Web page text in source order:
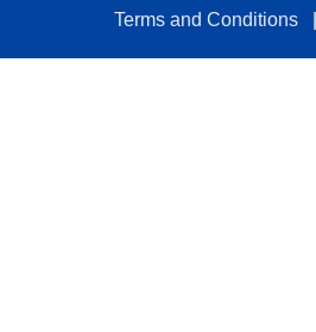
Terms and Conditions